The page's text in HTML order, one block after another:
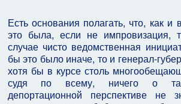
Есть основания полагать, что, как и
это была, если не импровизация,
случае чисто ведомственная
бы это было иначе, то и генерал-
хотя бы в курсе столь
судя по всему, ничего о
депортационной перспективе не